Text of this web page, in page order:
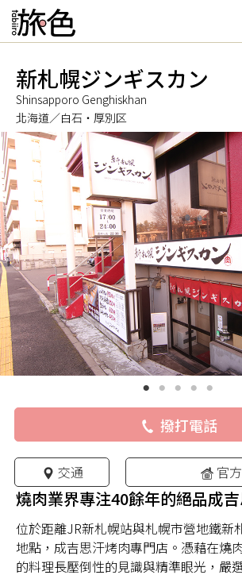
新札幌ジンギスカン
Shinsapporo Genghiskhan
北海道／白石・厚別区
撥打電話
交通 官
燒肉業界專注40餘年的絕品成
位於距離JR新札幌站與札幌市營地鐵新
地點，成吉思汗烤肉專門店。憑藉在燒
的料理長壓倒性的見識與精準眼光，嚴